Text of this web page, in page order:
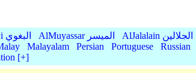
AlBaghawi البغوي AlMuyassar الميسر AlJalalain الجلالين
Malayalam Persian Portuguese Russian
[+]